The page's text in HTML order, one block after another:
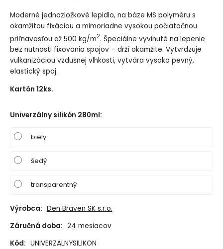
Moderné jednozložkové lepidlo, na báze MS polyméru s
okamžitou fixáciou a mimoriadne vysokou počiatočnou
priľnavosťou až 500 kg/m2. Špeciálne vyvinuté na lepenie
bez nutnosti fixovania spojov – drží okamžite. Vytvrdzuje
vulkanizáciou vzdušnej vlhkosti, vytvára vysoko pevný,
elastický spoj.
Kartón 12ks.
Univerzálny silikón 280ml:
biely
šedý
transparentný
Výrobca: Den Braven SK s.r.o.
Záručná doba: 24 mesiacov
Kód: UNIVERZALNYSILIKON